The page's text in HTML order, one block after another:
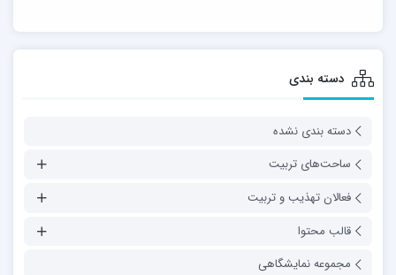
دسته بندی
دسته بندی نشده
ساحت‌های تربیت
فعالان تهذیب و تربیت
قالب محتوا
مجموعه نمایشگاهی